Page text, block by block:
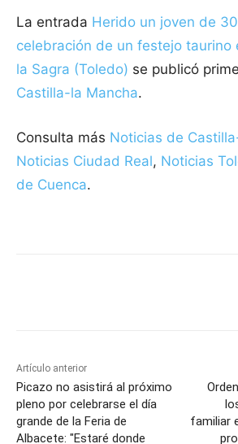
La entrada Herido un joven de
celebración de un festejo taurino
la Sagra (Toledo) se publicó
Castilla-la Mancha.
Consulta más Noticias de
Noticias Ciudad Real, Noticias
de Cuenca.
Artículo anterior
Picazo no asistirá al próximo
pleno por celebrarse el día
grande de la Feria de
Albacete: "Estaré donde
familiar